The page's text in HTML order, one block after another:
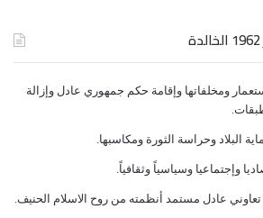
والفتيات”.
جماعي في القيام بذلك،
كما ذكر أن الصندوق، حصل على (41%) فقط من التمويل
ﻭﻣﺨﻠﻔﺎﺗﻬﺎ ﻭﺇﻗﺎﻣﺔ ﺣﻜﻢ ﺟﻤﻬﻮﺭﻱ ﻋﺎﺩﻝ ﻭﺇﺯﺍﻟﺔ
ﺍﻟﺒﻼﺩ ﻭﺣﺮﺍﺳﺔ ﺍﻟﺜﻮﺭﺓ ﻭﻣﻜﺎﺳﺒﻬﺎ.
ﻭﺇﺟﺘﻤﺎﻋﻴﺎ ﻭﺳﻴﺎﺳﻴﺎً ﻭﺛﻘﺎﻓﻴﺎً.
ﺗﻌﺎﻭﻧﻲ ﻋﺎﺩﻝ ﻣﺴﺘﻤﺪ ﺃﻧﻈﻤﺘﻪ ﻣﻦ ﺭﻭﺡ ﺍﻻﺳﻼﻡ ﺍﻟﺤﻨﻴﻒ.